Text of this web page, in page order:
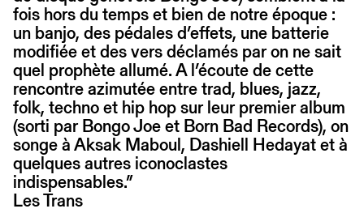
fois hors du temps et bien de notre époque :
un banjo, des pédales d’effets, une batterie
modifiée et des vers déclamés par on ne sait
quel prophète allumé. A l’écoute de cette
rencontre azimutée entre trad, blues, jazz,
folk, techno et hip hop sur leur premier album
(sorti par Bongo Joe et Born Bad Records), on
songe à Aksak Maboul, Dashiell Hedayat et à
quelques autres iconoclastes
indispensables.”
Les Trans